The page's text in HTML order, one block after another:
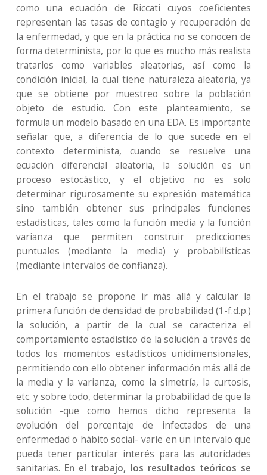
como una ecuación de Riccati cuyos coeficientes
representan las tasas de contagio y recuperación de
la enfermedad, y que en la práctica no se conocen de
forma determinista, por lo que es mucho más realista
tratarlos como variables aleatorias, así como la
condición inicial, la cual tiene naturaleza aleatoria, ya
que se obtiene por muestreo sobre la población
objeto de estudio. Con este planteamiento, se
formula un modelo basado en una EDA. Es importante
señalar que, a diferencia de lo que sucede en el
contexto determinista, cuando se resuelve una
ecuación diferencial aleatoria, la solución es un
proceso estocástico, y el objetivo no es solo
determinar rigurosamente su expresión matemática
sino también obtener sus principales funciones
estadísticas, tales como la función media y la función
varianza que permiten construir predicciones
puntuales (mediante la media) y probabilísticas
(mediante intervalos de confianza).
En el trabajo se propone ir más allá y calcular la
primera función de densidad de probabilidad (1-f.d.p.)
la solución, a partir de la cual se caracteriza el
comportamiento estadístico de la solución a través de
todos los momentos estadísticos unidimensionales,
permitiendo con ello obtener información más allá de
la media y la varianza, como la simetría, la curtosis,
etc. y sobre todo, determinar la probabilidad de que la
solución -que como hemos dicho representa la
evolución del porcentaje de infectados de una
enfermedad o hábito social- varíe en un intervalo que
pueda tener particular interés para las autoridades
sanitarias. En el trabajo, los resultados teóricos se